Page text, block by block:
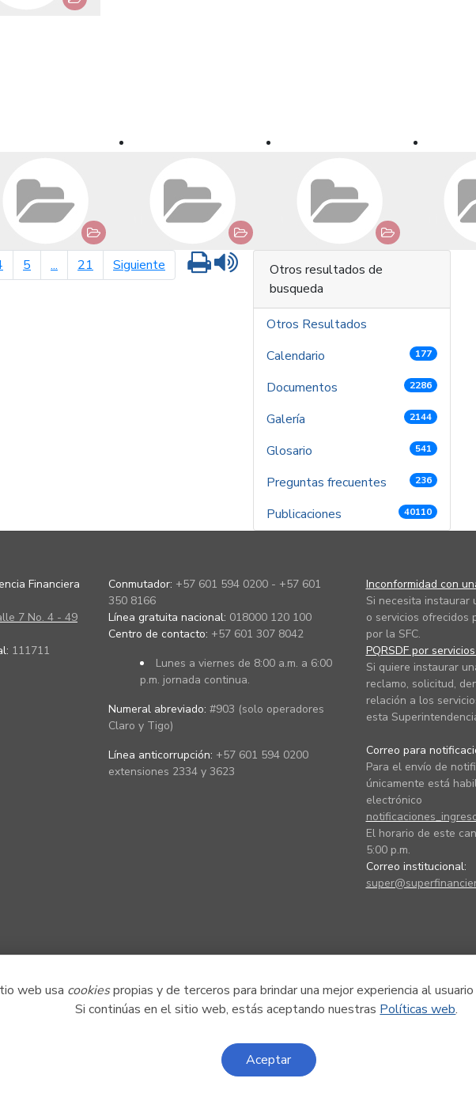
web usa cookiespropias y de terceros para brindar una mejor experiencia al usuario
Si continúas en el sitio web, estás aceptando nuestras Políticas web.
Aceptar
5 ... 21 Siguiente página siguiente
Imprimir
Otros resultados de
busqueda
Otros Resultados
Calendario
177
Documentos 2286
Galería 2144
Glosario 541
Preguntas frecuentes 236
Publicaciones 40110
Financiera
7 No. 4 - 49
111711
Conmutador: +57 601 594 0200 - +57 601
350 8166
Línea gratuita nacional: 018000 120 100
Centro de contacto: +57 601 307 8042
Lunes a viernes de 8:00 a.m. a 6:00
p.m. jornada continua.
Numeral abreviado: #903 (solo operadores
Claro y Tigo)
Línea anticorrupción: +57 601 594 0200
extensiones 2334 y 3623
Inconformidad con
Si necesita instaurar
o servicios ofrecidos
por la SFC.
PQRSDF por
Si quiere instaurar
reclamo, solicitud,
relación a los
esta
Correo para
Para el envío de
únicamente está
electrónico
El horario de este
5:00 p.m.
Correo institucional: